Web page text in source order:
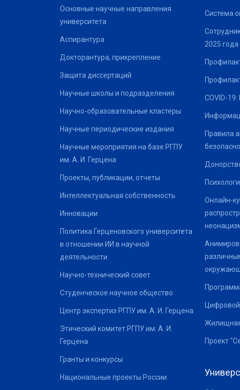
Основные научные направления
университета
Аспирантура
Докторантура, прикрепление
Защита диссертаций
Научные школы и подразделения
Научно-образовательные кластеры
Научные периодические издания
Научные мероприятия на базе РГПУ
им. А. И. Герцена
Проекты, публикации, отчеты
Интеллектуальная собственность
Инновации
Политика Герценовского университета
в отношении ИИ в научной
деятельности
Научно-технический совет
Студенческое научное общество
Центр экспертиз РГПУ им. А. И. Герцена
Этический комитет РГПУ им. А. И.
Герцена
Гранты и конкурсы
Национальные проекты России
Система
2025 года
COVID-
Правила
Онлайн-
Цифровой
Проект